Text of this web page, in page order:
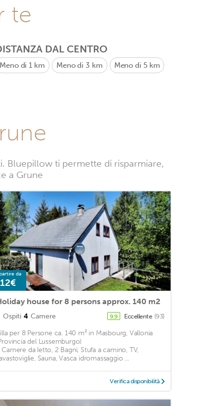
te
DAL CENTRO
Meno di 1 km Meno di 3 km Meno di 5 km
Bluepillow ti permette di risparmiare,
a Grune
da
house for 8 persons approx. 140 m2
Ospiti 4 Camere 9,9 Eccellente (93)
per 8 Persone ca. 140 m² in Masbourg, Vallonia
del Lussemburgo)
Camere da letto, 2 Bagni, Stufa a camino, TV,
Sauna, Vasca idromassaggio ...
Verifica disponibilità